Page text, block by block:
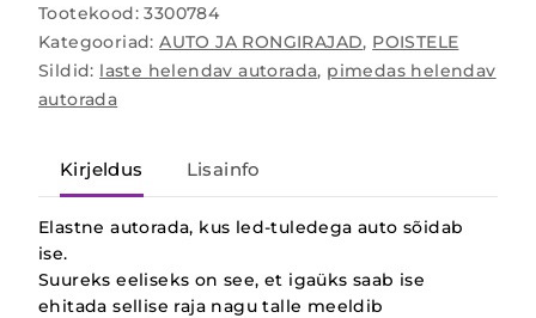
Tootekood:3300784
Kategooriad:AUTO JA RONGIRAJAD, POISTELE
Sildid: laste helendav autorada, pimedas helendav
autorada
Kirjeldus Lisainfo
Elastne autorada, kus led-tuledega auto sõidab
ise.
Suureks eeliseks on see, et igaüks saab ise
ehitada sellise raja nagu talle meeldib